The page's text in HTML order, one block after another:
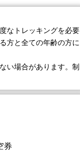
券
なトレッキングを必要
方と全ての年齢の方に
い場合があります。制